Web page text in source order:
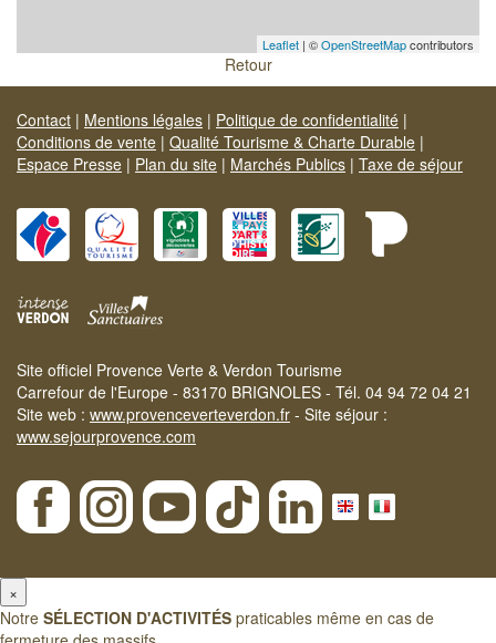
Leaflet | ©OpenStreetMapcontributors
Retour
Contact | Mentions légales | Politique de confidentialité |
Conditions de vente | Qualité Tourisme & Charte Durable |
Espace Presse | Plan du site | Marchés Publics | Taxe de séjour
Site officiel Provence Verte & Verdon Tourisme
Carrefour de l'Europe - 83170 BRIGNOLES - Tél. 04 94 72 04 21
Site web : www.provenceverteverdon.fr - Site séjour :
www.sejourprovence.com
×
Notre SÉLECTION D'ACTIVITÉS praticables même en cas de